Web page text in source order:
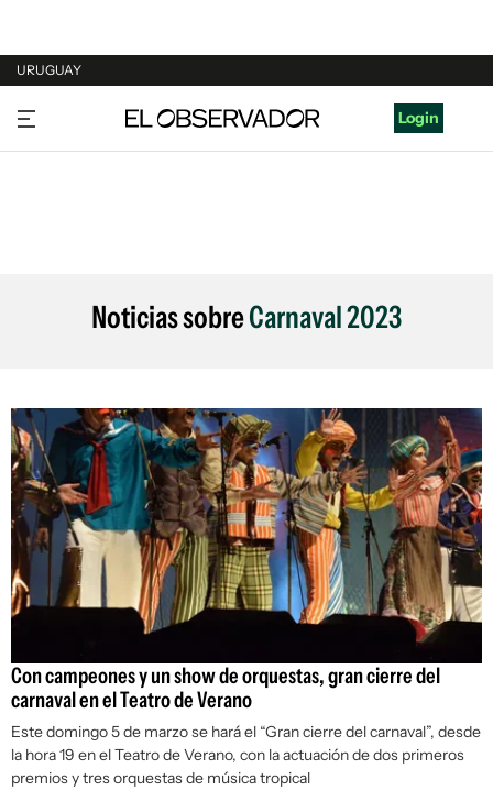
URUGUAY
URUGUAY
ARGENTINA
Login
Noticias sobreCarnaval 2023
Con campeones y un show de orquestas, gran cierre del
carnaval en el Teatro de Verano
Este domingo 5 de marzo se hará el “Gran cierre del carnaval”, desde
la hora 19 en el Teatro de Verano, con la actuación de dos primeros
premios y tres orquestas de música tropical